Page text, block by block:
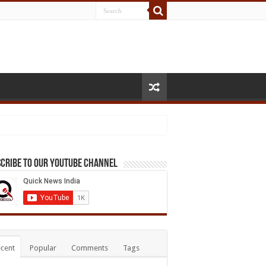
to our Youtube Channel
Popular Comments Tags